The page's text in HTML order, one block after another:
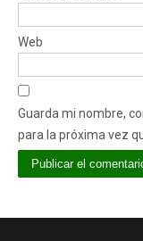
Web
Guarda mi nombre,
para la próxima vez